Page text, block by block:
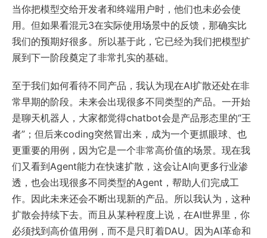
当你把模型交给开发者和终端用户时，他们也未必会使
用。但如果看混元3在实际使用场景中的反馈，那确实比
我们的预期好很多。所以基于此，它已经为我们把模型扩
展到下一阶段奠定了非常扎实的基础。
至于我们如何看待不同产品，我认为现在AI扩散还处在非
常早期的阶段。未来会出现很多不同类型的产品。一开始
是聊天机器人，大家都觉得chatbot会是产品形态里的“王
者”；但后来coding突然冒出来，成为一个更抓眼球、也
更重要的用例，因为它是一个非常高价值的场景。现在我
们又看到Agent能力在快速扩散，这会让AI向更多行业渗
透，也会出现很多不同类型的Agent，帮助人们完成工
作。因此未来还会不断出现新的产品。所以我认为，这种
扩散会持续下去。而且从某种程度上说，在AI世界里，你
必须找到高价值用例，而不是只盯着DAU。因为AI革命和